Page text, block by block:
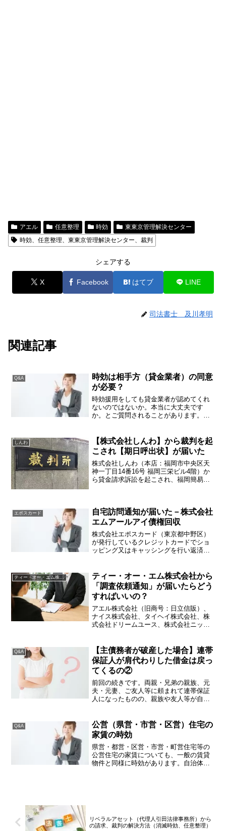
アエル 任意整理 時効
東東京管理解決センター
時効、任意整理、東東京管理解決センター、裁判
シェアする
X Facebook はてブ LINE
司法書士 及川孝明
関連記事
Q&A
時効は相手方（貸金業者）の同意
が必要？
時効援用をしても貸金業者が認めてくれ
ないのではないか。本当に大丈夫です
か。とご質問されることがあります。消
ることが必要ですが、業者の承諾などは
必要ありません。裁判をされ...
しんわ
【株式会社しんわ】から裁判を起
こされ【期日呼出状】が届いた
株式会社しんわ（本店：福岡市中央区天
神一丁目14番16号 福岡三栄ビル4階）か
ら貸金請求訴訟を起こされ、福岡簡易裁
いの方はあまりなじ...
エポスカード
自宅訪問通知が届いた－株式会社
エムアールアイ債権回収
株式会社エポスカード（東京都中野区）
が発行しているクレジットカードでショ
ッピング又はキャッシングを行い返済が
あります。株式会社エムアールアイ債権
回収は、丸井（マルイ、O...
ティー・オー・エム株式会社
ティー・オー・エム株式会社から
「調査依頼通知」が届いたらどう
すればいいの？
アエル株式会社（旧商号：日立信販）、
ナイス株式会社、タイヘイ株式会社、株
式会社ドリームユース、株式会社ニッシ
で作ってしまった借金を返済せずにその
ままにしていると、債権譲...
Q&A
【主債務者が破産した場合】連帯
保証人が肩代わりした借金は戻っ
てくるの②
前回の続きです。両親・兄弟の親族、元
夫・元妻、ご友人等に頼まれて連帯保証
人になったものの、親族や友人等が自己
合、肩代わりしたお金は戻ってくるでし
ょうか。残念ながら、取り...
Q&A
公営（県営・市営・区営）住宅の
家賃の時効
県営・都営・区営・市営・町営住宅等の
公営住宅の家賃についても、一般の賃貸
物件と同様に時効があります。自治体が
リベラルアセット（代理人引田法律事務所）から
の請求、裁判の解決方法（消滅時効、任意整理）